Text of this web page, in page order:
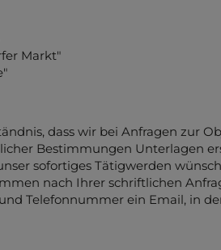
Markt"
dass wir bei Anfragen zur
Bestimmungen Unterlagen
sofortiges Tätigwerden
nach Ihrer schriftlichen
Telefonnummer ein Email, in